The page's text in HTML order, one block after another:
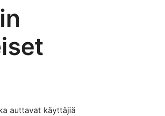
auttavat käyttäjiä